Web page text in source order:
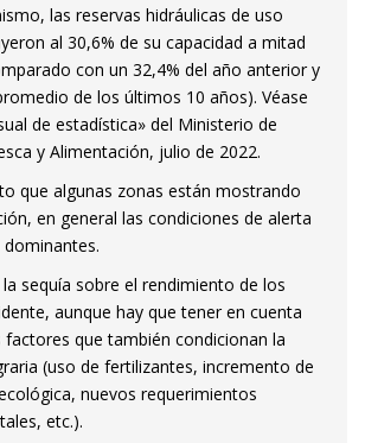
las reservas hidráulicas de uso
al 30,6% de su capacidad a mitad
con un 32,4% del año anterior y
de los últimos 10 años). Véase
de estadística» del Ministerio de
y Alimentación, julio de 2022.
que algunas zonas están mostrando
en general las condiciones de alerta
sequía sobre el rendimiento de los
aunque hay que tener en cuenta
que también condicionan la
(uso de fertilizantes, incremento de
nuevos requerimientos
etc.).